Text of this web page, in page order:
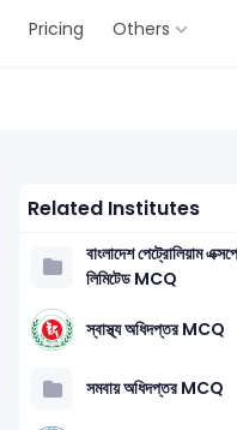
Pricing Others
Related Institutes
বাংলাদেশ পেট্রোলিয়াম
লিমিটেড MCQ
স্বাস্থ্য অধিদপ্তর MCQ
সমবায় অধিদপ্তর MCQ